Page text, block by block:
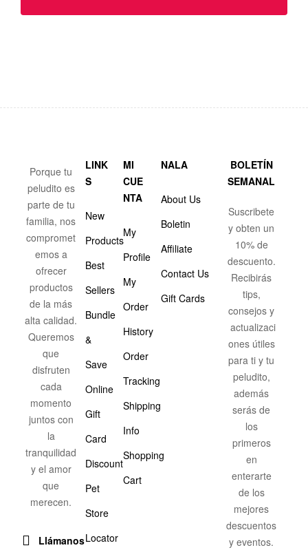
Porque tu
peludito es
parte de tu
familia, nos
compromet
emos a
ofrecer
productos
de la más
alta calidad.
Queremos
que
disfruten
cada
momento
juntos con
la
tranquilidad
y el amor
que
merecen.
Llámanos
LINK
S
New
Products
Best
Sellers
Bundle
&
Save
Online
Gift
Card
Discount
Pet
Store
Locator
MI
CUE
NTA
My
Profile
My
Order
History
Order
Tracking
Shipping
Info
Shopping
Cart
NALA
About Us
Boletin
Affiliate
Contact Us
Gift Cards
BOLETÍN
SEMANAL
Suscribete
y obten un
10% de
descuento.
Recibirás
tips,
consejos y
actualizaci
ones útiles
para ti y tu
peludito,
además
serás de
los
primeros
en
enterarte
de los
mejores
descuentos
y eventos.